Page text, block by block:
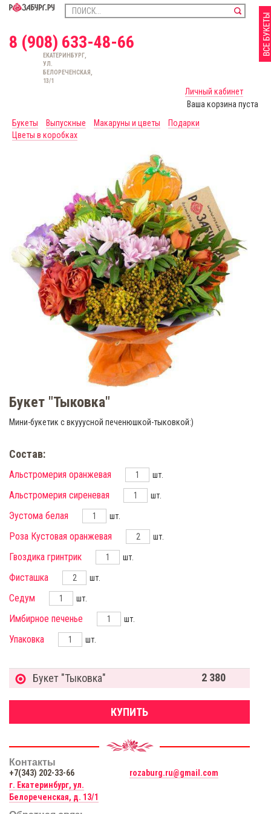
8 (908) 633-48-66
ЕКАТЕРИНБУРГ,
УЛ.
БЕЛОРЕЧЕНСКАЯ,
13/1
Личный кабинет
Ваша корзина пуста
Букеты
Выпускные Макаруны и цветы
Подарки
Цветы в коробках
Букет "Тыковка"
Мини-букетик с вкууусной печенюшкой-тыковкой:)
Состав:
Альстромерия оранжевая шт.
Альстромерия сиреневая шт.
Эустома белая шт.
Роза Кустовая оранжевая шт.
Гвоздика гринтрик шт.
Фисташка шт.
Седум шт.
Имбирное печенье шт.
Упаковка шт.
Букет "Тыковка" 2 380
КУПИТЬ
Контакты
+7(343) 202-33-66
rozaburg.ru@gmail.com
г. Екатеринбург, ул.
Белореченская, д. 13/1